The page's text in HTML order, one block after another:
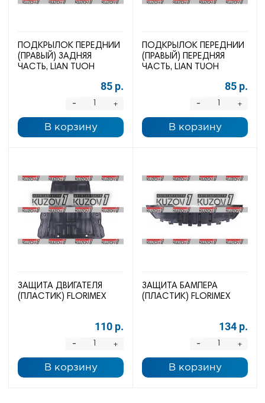
ПОДКРЫЛОК ПЕРЕДНИЙ
(ПРАВЫЙ) ЗАДНЯЯ
ЧАСТЬ, LIAN TUOH
85 р.
+
-
В корзину
ПОДКРЫЛОК ПЕРЕДНИЙ
(ПРАВЫЙ) ПЕРЕДНЯЯ
ЧАСТЬ, LIAN TUOH
85 р.
+
-
В корзину
ЗАЩИТА ДВИГАТЕЛЯ
(ПЛАСТИК) FLORIMEX
110 р.
+
-
В корзину
ЗАЩИТА БАМПЕРА
(ПЛАСТИК) FLORIMEX
134 р.
+
-
В корзину